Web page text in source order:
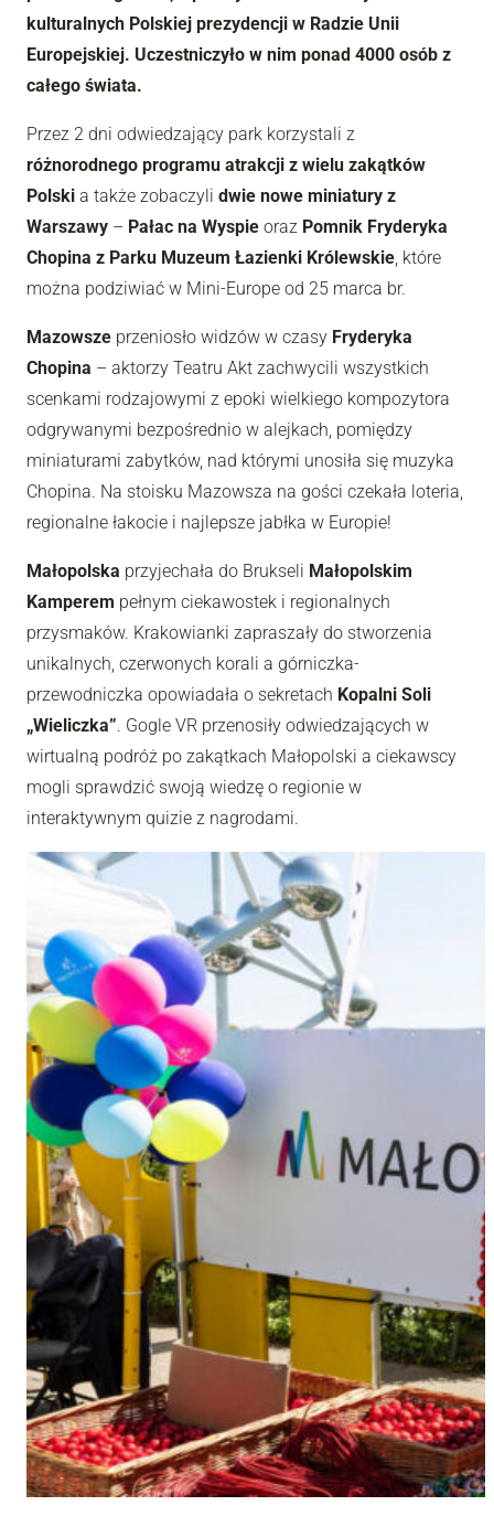
kulturalnych Polskiej prezydencji w Radzie Unii
Europejskiej. Uczestniczyło w nim ponad 4000 osób z
całego świata.
Przez 2 dni odwiedzający park korzystali z
różnorodnego programu atrakcji z wielu zakątków
Polski a także zobaczyli dwie nowe miniatury z
Warszawy – Pałac na Wyspie oraz Pomnik Fryderyka
Chopina z Parku Muzeum Łazienki Królewskie, które
można podziwiać w Mini-Europe od 25 marca br.
Mazowsze przeniosło widzów w czasy Fryderyka
Chopina – aktorzy Teatru Akt zachwycili wszystkich
scenkami rodzajowymi z epoki wielkiego kompozytora
odgrywanymi bezpośrednio w alejkach, pomiędzy
miniaturami zabytków, nad którymi unosiła się muzyka
Chopina. Na stoisku Mazowsza na gości czekała loteria,
regionalne łakocie i najlepsze jabłka w Europie!
Małopolska przyjechała do Brukseli Małopolskim
Kamperem pełnym ciekawostek i regionalnych
przysmaków. Krakowianki zapraszały do stworzenia
unikalnych, czerwonych korali a górniczka-
przewodniczka opowiadała o sekretach Kopalni Soli
„Wieliczka”. Gogle VR przenosiły odwiedzających w
wirtualną podróż po zakątkach Małopolski a ciekawscy
mogli sprawdzić swoją wiedzę o regionie w
interaktywnym quizie z nagrodami.